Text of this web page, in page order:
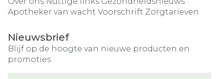
Apotheker van wacht Voorschrift Zorgtarieven
Nieuwsbrief
Blijf op de hoogte van nieuwe producten en
promoties